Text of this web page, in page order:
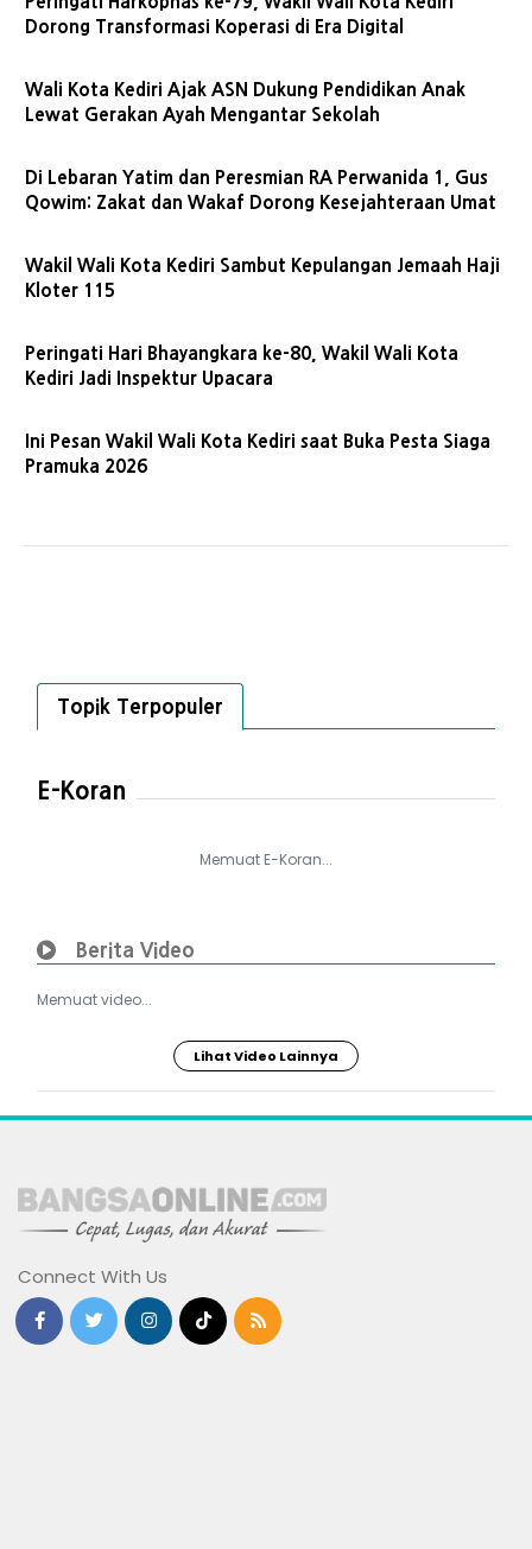
Dorong Transformasi Koperasi di Era Digital
Wali Kota Kediri Ajak ASN Dukung Pendidikan Anak
Lewat Gerakan Ayah Mengantar Sekolah
Di Lebaran Yatim dan Peresmian RA Perwanida 1, Gus
Qowim: Zakat dan Wakaf Dorong Kesejahteraan Umat
Wakil Wali Kota Kediri Sambut Kepulangan Jemaah Haji
Kloter 115
Peringati Hari Bhayangkara ke-80, Wakil Wali Kota
Kediri Jadi Inspektur Upacara
Ini Pesan Wakil Wali Kota Kediri saat Buka Pesta Siaga
Pramuka 2026
Topik Terpopuler
E-Koran
Memuat E-Koran...
Berita Video
Memuat video...
Lihat Video Lainnya
Connect With Us